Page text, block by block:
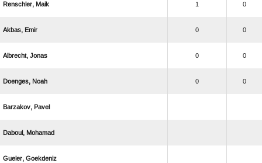
  1 0
  0 0
  0 0
  0 0
 
 
 